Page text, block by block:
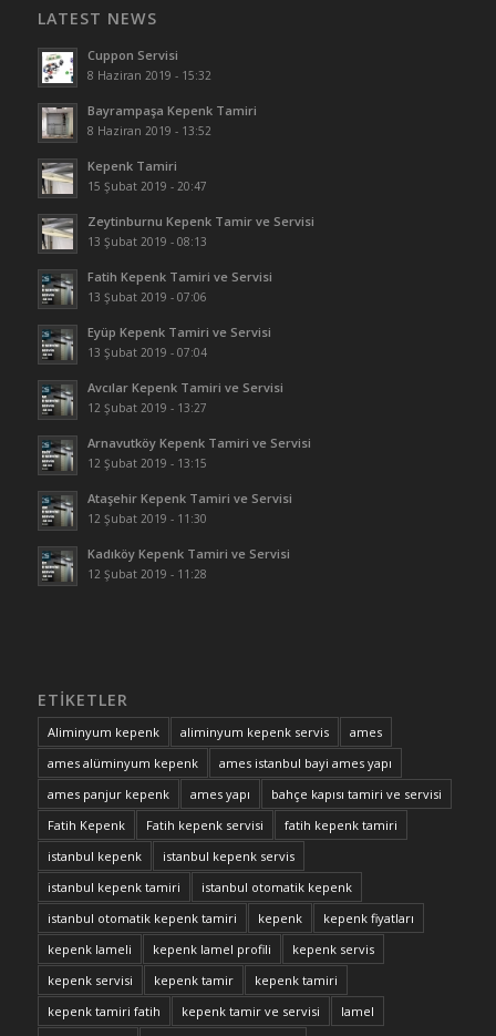
LATEST NEWS
Cuppon Servisi
8 Haziran 2019 - 15:32
Bayrampaşa Kepenk Tamiri
8 Haziran 2019 - 13:52
Kepenk Tamiri
15 Şubat 2019 - 20:47
Zeytinburnu Kepenk Tamir ve Servisi
13 Şubat 2019 - 08:13
Fatih Kepenk Tamiri ve Servisi
13 Şubat 2019 - 07:06
Eyüp Kepenk Tamiri ve Servisi
13 Şubat 2019 - 07:04
Avcılar Kepenk Tamiri ve Servisi
12 Şubat 2019 - 13:27
Arnavutköy Kepenk Tamiri ve Servisi
12 Şubat 2019 - 13:15
Ataşehir Kepenk Tamiri ve Servisi
12 Şubat 2019 - 11:30
Kadıköy Kepenk Tamiri ve Servisi
12 Şubat 2019 - 11:28
ETIKETLER
Aliminyum kepenk aliminyum kepenk servis
ames
ames alüminyum kepenk
ames istanbul bayi ames yapı
ames panjur kepenk
ames yapı
bahçe kapısı tamiri ve servisi
Fatih Kepenk
Fatih kepenk servisi
fatih kepenk tamiri
istanbul kepenk
istanbul kepenk servis
istanbul kepenk tamiri
istanbul otomatik kepenk
istanbul otomatik kepenk tamiri
kepenk
kepenk fiyatları
kepenk lameli
kepenk lamel profili
kepenk servis
kepenk servisi
kepenk tamir
kepenk tamiri
kepenk tamiri fatih
kepenk tamir ve servisi
lamel